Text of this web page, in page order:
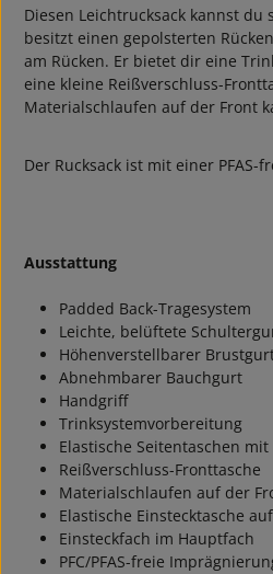
Diesen Leichtrucksack kannst
besitzt einen gepolsterten
am Rücken. Er bietet dir eine
eine kleine Reißverschluss-
Materialschlaufen auf der Front
Der Rucksack ist mit einer
Ausstattung
Padded Back-Tragesystem
Leichte, belüftete
Höhenverstellbarer
Abnehmbarer Bauchgurt
Handgriff
Trinksystemvorbereitung
Elastische Seitentaschen
Reißverschluss-Fronttasche
Materialschlaufen auf der
Elastische Einstecktasche
Einsteckfach im Hauptfach
PFC/PFAS-freie